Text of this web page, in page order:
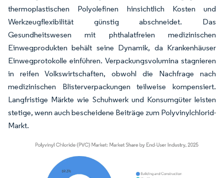
thermoplastischen Polyolefinen hinsichtlich Kosten und
Werkzeugflexibilität günstig abschneidet. Das
Gesundheitswesen mit phthalatfreien medizinischen
Einwegprodukten behält seine Dynamik, da Krankenhäuser
Einwegprotokolle einführen. Verpackungsvolumina stagnieren
in reifen Volkswirtschaften, obwohl die Nachfrage nach
medizinischen Blisterverpackungen teilweise kompensiert.
Langfristige Märkte wie Schuhwerk und Konsumgüter leisten
stetige, wenn auch bescheidene Beiträge zum Polyvinylchlorid-
Markt.